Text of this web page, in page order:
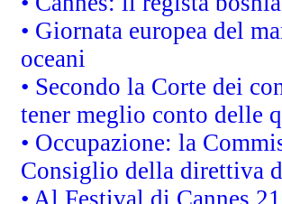
• Giornata europea del
oceani
• Secondo la Corte dei
tener meglio conto delle
• Occupazione: la
Consiglio della direttiva
• Al Festival di Cannes